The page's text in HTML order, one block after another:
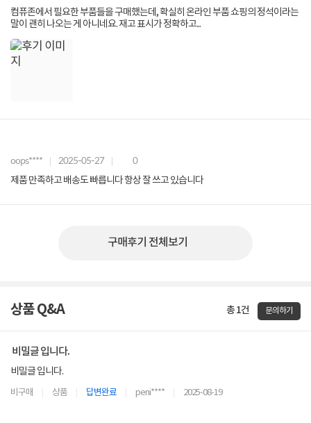
컴퓨존에서 필요한 부품들을 구매했는데, 확실히 온라인 부품 쇼핑의 정석이라는
말이 괜히 나오는 게 아니네요. 재고 표시가 정확하고...
oops**** 2025-05-27 0
제품 만족하고 배송도 빠릅니다 항상 잘 쓰고 있습니다
구매후기 전체보기
상품 Q&A 총 1건 문의하기
비밀글 입니다.
비밀글 입니다.
비구매 상품 답변완료 peni**** 2025-08-19